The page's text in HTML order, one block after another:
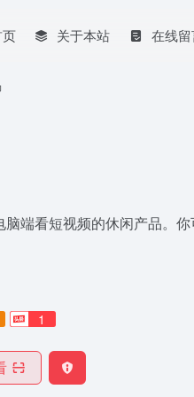
关于本站 在线
脑端看短视频的休闲产品。
1